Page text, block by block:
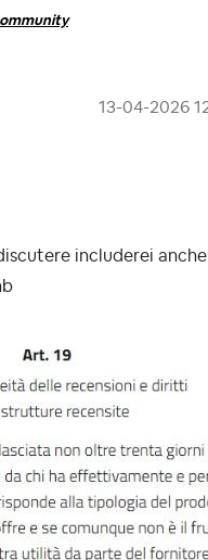
‎13-04-2026
includerei